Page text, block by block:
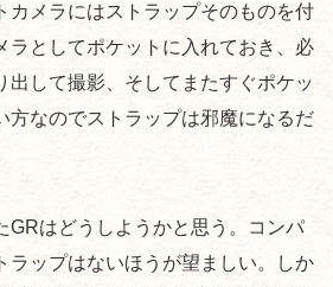
カメラにはストラップそのものを付
ラとしてポケットに入れておき、必
出して撮影、そしてまたすぐポケッ
方なのでストラップは邪魔になるだ
GRはどうしようかと思う。コンパ
ラップはないほうが望ましい。しか